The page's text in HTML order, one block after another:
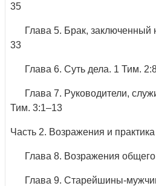
35
Глава 5. Брак, заключенный
33
Глава 6. Суть дела. 1 Тим.
Глава 7. Руководители,
Тим. 3:1–13
Часть 2. Возражения и практика
Глава 8. Возражения общего
Глава 9. Старейшины-